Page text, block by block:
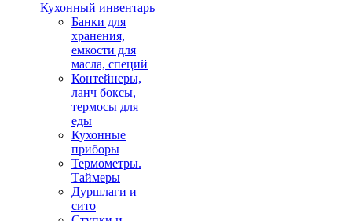
Кухонный инвентарь
Банки для
хранения,
емкости для
масла, специй
Контейнеры,
ланч боксы,
термосы для
еды
Кухонные
приборы
Термометры.
Таймеры
Дуршлаги и
сито